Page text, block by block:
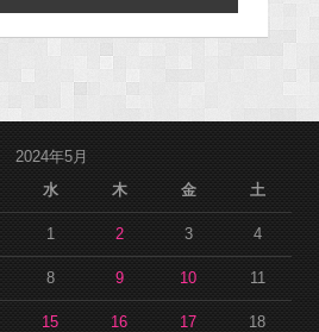
2024年5月
水 木 金 土
1 2 3 4
8 9 10 11
15 16 17 18